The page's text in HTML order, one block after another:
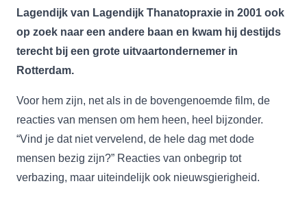
Lagendijk van Lagendijk Thanatopraxie in 2001 ook
op zoek naar een andere baan en kwam hij destijds
terecht bij een grote uitvaartondernemer in
Rotterdam.
Voor hem zijn, net als in de bovengenoemde film, de
reacties van mensen om hem heen, heel bijzonder.
“Vind je dat niet vervelend, de hele dag met dode
mensen bezig zijn?” Reacties van onbegrip tot
verbazing, maar uiteindelijk ook nieuwsgierigheid.